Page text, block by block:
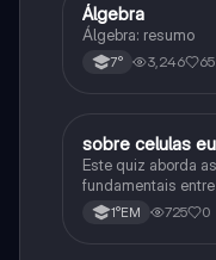
Matematica
Álgebra
Álgebra: resumo
7° 3,246 65
Biologia
sobre celulas
Este quiz aborda
fundamentais
procariontes.
1°EM 725 0